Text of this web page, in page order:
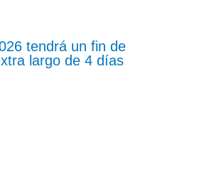
tendrá un fin de
largo de 4 días